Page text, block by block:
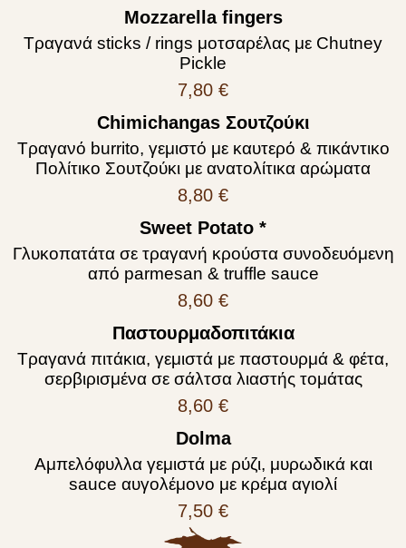
Mozzarella fingers
Τραγανά sticks / rings μοτσαρέλας με Chutney
Pickle
7,80 €
Chimichangas Σουτζούκι
Τραγανό burrito, γεμιστό με καυτερό & πικάντικο
Πολίτικο Σουτζούκι με ανατολίτικα αρώματα
8,80 €
Sweet Potato *
Γλυκοπατάτα σε τραγανή κρούστα συνοδευόμενη
από parmesan & truffle sauce
8,60 €
Παστουρμαδοπιτάκια
Τραγανά πιτάκια, γεμιστά με παστουρμά & φέτα,
σερβιρισμένα σε σάλτσα λιαστής τομάτας
8,60 €
Dolma
Αμπελόφυλλα γεμιστά με ρύζι, μυρωδικά και
sauce αυγολέμονο με κρέμα αγιολί
7,50 €